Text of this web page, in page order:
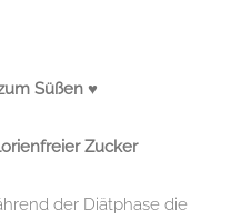
Süßen ♥
Zucker
der Diätphase die